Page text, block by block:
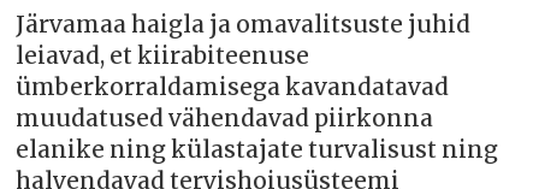
Järvamaa haigla ja omavalitsuste juhid
leiavad, et kiirabiteenuse
ümberkorraldamisega kavandatavad
muudatused vähendavad piirkonna
elanike ning külastajate turvalisust ning
halvendavad tervishoiusüsteemi